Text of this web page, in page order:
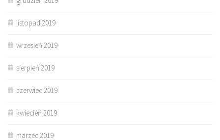
listopad 2019
wrzesień 2019
sierpień 2019
czerwiec 2019
kwiecień 2019
marzec 2019